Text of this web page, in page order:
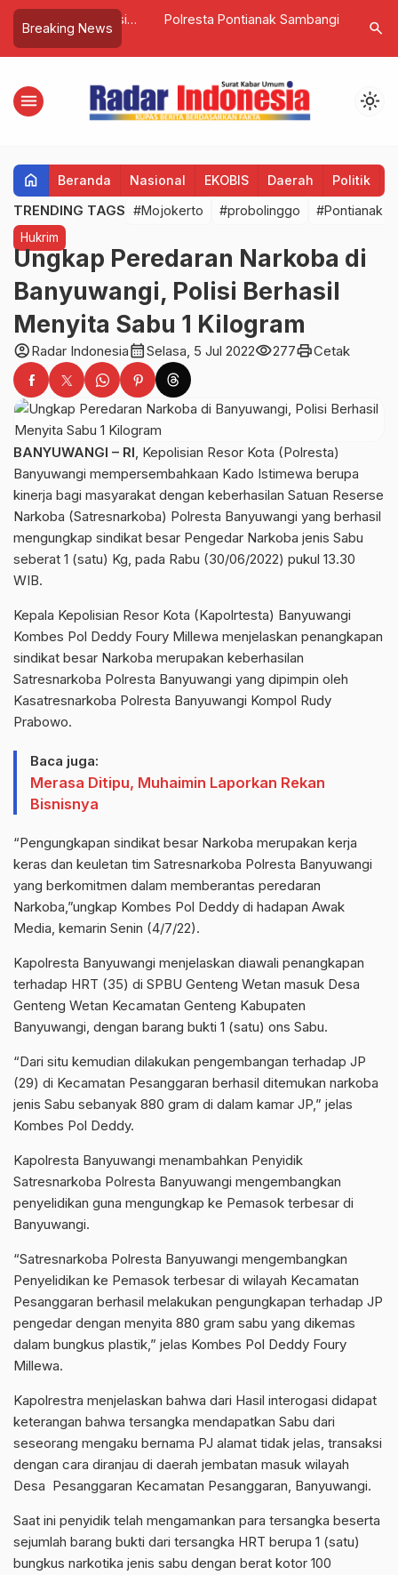
Breaking News
Kawal Aksi
Soal Ancam
Arang
Polresta Pontianak Sambangi
Penganiayaan Saat Pawai Obor
Dana
Telah
search
menu light_mode
home Beranda Nasional EKOBIS Daerah Politik
TRENDING TAGS #Mojokerto #probolinggo #Pontianak
Hukrim
Ungkap Peredaran Narkoba di
Banyuwangi, Polisi Berhasil
Menyita Sabu 1 Kilogram
account_circleRadar Indonesiacalendar_monthSelasa, 5 Jul 2022visibility277printCetak
BANYUWANGI – RI, Kepolisian Resor Kota (Polresta)
Banyuwangi mempersembahkaan Kado Istimewa berupa
kinerja bagi masyarakat dengan keberhasilan Satuan Reserse
Narkoba (Satresnarkoba) Polresta Banyuwangi yang berhasil
mengungkap sindikat besar Pengedar Narkoba jenis Sabu
seberat 1 (satu) Kg, pada Rabu (30/06/2022) pukul 13.30
WIB.
Kepala Kepolisian Resor Kota (Kapolrtesta) Banyuwangi
Kombes Pol Deddy Foury Millewa menjelaskan penangkapan
sindikat besar Narkoba merupakan keberhasilan
Satresnarkoba Polresta Banyuwangi yang dipimpin oleh
Kasatresnarkoba Polresta Banyuwangi Kompol Rudy
Prabowo.
Baca juga:
Merasa Ditipu, Muhaimin Laporkan Rekan
Bisnisnya
“Pengungkapan sindikat besar Narkoba merupakan kerja
keras dan keuletan tim Satresnarkoba Polresta Banyuwangi
yang berkomitmen dalam memberantas peredaran
Narkoba,”ungkap Kombes Pol Deddy di hadapan Awak
Media, kemarin Senin (4/7/22).
Kapolresta Banyuwangi menjelaskan diawali penangkapan
terhadap HRT (35) di SPBU Genteng Wetan masuk Desa
Genteng Wetan Kecamatan Genteng Kabupaten
Banyuwangi, dengan barang bukti 1 (satu) ons Sabu.
“Dari situ kemudian dilakukan pengembangan terhadap JP
(29) di Kecamatan Pesanggaran berhasil ditemukan narkoba
jenis Sabu sebanyak 880 gram di dalam kamar JP,” jelas
Kombes Pol Deddy.
Kapolresta Banyuwangi menambahkan Penyidik
Satresnarkoba Polresta Banyuwangi mengembangkan
penyelidikan guna mengungkap ke Pemasok terbesar di
Banyuwangi.
“Satresnarkoba Polresta Banyuwangi mengembangkan
Penyelidikan ke Pemasok terbesar di wilayah Kecamatan
Pesanggaran berhasil melakukan pengungkapan terhadap JP
pengedar dengan menyita 880 gram sabu yang dikemas
dalam bungkus plastik,” jelas Kombes Pol Deddy Foury
Millewa.
Kapolrestra menjelaskan bahwa dari Hasil interogasi didapat
keterangan bahwa tersangka mendapatkan Sabu dari
seseorang mengaku bernama PJ alamat tidak jelas, transaksi
dengan cara diranjau di daerah jembatan masuk wilayah
Desa Pesanggaran Kecamatan Pesanggaran, Banyuwangi.
Saat ini penyidik telah mengamankan para tersangka beserta
sejumlah barang bukti dari tersangka HRT berupa 1 (satu)
bungkus narkotika jenis sabu dengan berat kotor 100